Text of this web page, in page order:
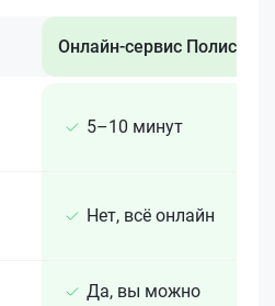
Онлайн-сервис Полис 812
5–10 минут
Нет, всё онлайн
Да, вы можно